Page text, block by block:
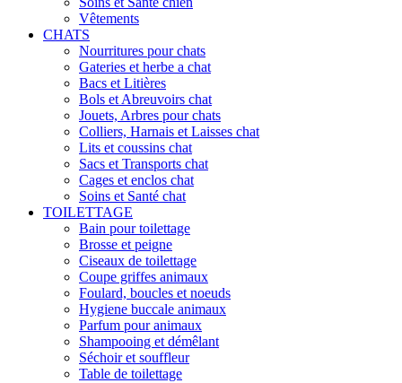
Vêtements
CHATS
Nourritures pour chats
Gateries et herbe a chat
Bacs et Litières
Bols et Abreuvoirs chat
Jouets, Arbres pour chats
Colliers, Harnais et Laisses chat
Lits et coussins chat
Sacs et Transports chat
Cages et enclos chat
Soins et Santé chat
TOILETTAGE
Bain pour toilettage
Brosse et peigne
Ciseaux de toilettage
Coupe griffes animaux
Foulard, boucles et noeuds
Hygiene buccale animaux
Parfum pour animaux
Shampooing et démêlant
Séchoir et souffleur
Table de toilettage